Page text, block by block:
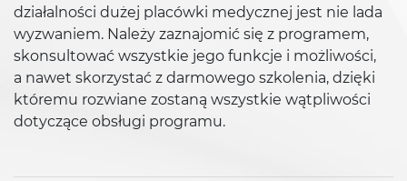
działalności dużej placówki medycznej jest nie lada
wyzwaniem. Należy zaznajomić się z programem,
skonsultować wszystkie jego funkcje i możliwości,
a nawet skorzystać z darmowego szkolenia, dzięki
któremu rozwiane zostaną wszystkie wątpliwości
dotyczące obsługi programu.